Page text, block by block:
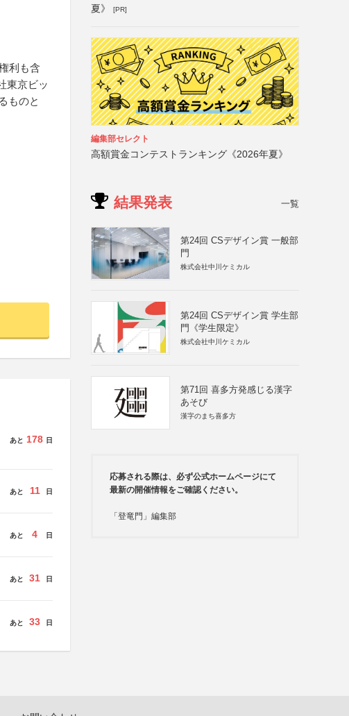
利も含
東京ビッ
ものと
あと 178 日
あと 11 日
あと 4 日
あと 31 日
あと 33 日
夏》
[PR]
編集部セレクト
高額賞金コンテストランキング《2026年夏》
結果発表 一覧
第24回 CSデザイン賞 一般部
門
株式会社中川ケミカル
第24回 CSデザイン賞 学生部
門《学生限定》
株式会社中川ケミカル
第71回 喜多方発感じる漢字
あそび
漢字のまち喜多方
応募される際は、必ず公式ホームページにて
最新の開催情報をご確認ください。
「登竜門」編集部